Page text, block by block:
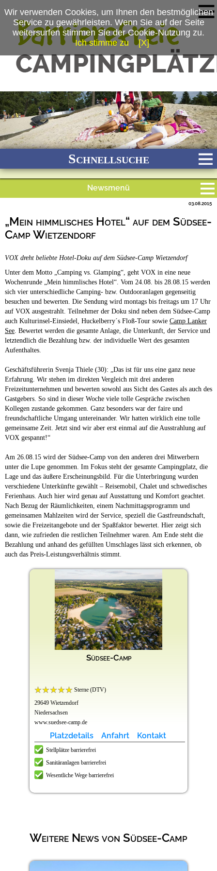
(c) www.suedsee-camp.deSchnellsuche
Stadtnah
Ganzjährig geöffnet
Newsmenü
Campingplätze
„Mein himmlisches Hotel“ auf dem Südsee-
Camp Wietzendorf
03.08.2015
VOX dreht beliebte Hotel-Doku auf dem Südsee-Camp Wietzendorf
Unter dem Motto „Camping vs. Glamping“, geht VOX in eine neue
Wochenrunde „Mein himmlisches Hotel“. Vom 24.08. bis 28.08.15 werden
sich vier unterschiedliche Camping- bzw. Outdooranlagen gegenseitig
besuchen und bewerten. Die Sendung wird montags bis freitags um 17 Uhr
auf VOX ausgestrahlt. Teilnehmer der Doku sind neben dem Südsee-Camp
auch Kulturinsel-Einsiedel, Huckelberry´s Floß-Tour sowie Camp Lanker
See . Bewertet werden die gesamte Anlage, die Unterkunft, der Service und
letztendlich die Bezahlung bzw. der individuelle Wert des gesamten
Aufenthaltes.
Geschäftsführerin Svenja Thiele (30): „Das ist für uns eine ganz neue
Erfahrung. Wir stehen im direkten Vergleich mit drei anderen
Freizeitunternehmen und bewerten sowohl aus Sicht des Gastes als auch des
Gastgebers. So sind in dieser Woche viele tolle Gespräche zwischen
Kollegen zustande gekommen. Ganz besonders war der faire und
freundschaftliche Umgang untereinander. Wir hatten wirklich eine tolle
gemeinsame Zeit. Jetzt sind wir aber erst einmal auf die Ausstrahlung auf
VOX gespannt!“
Am 26.08.15 wird der Südsee-Camp von den anderen drei Mitwerbern
unter die Lupe genommen. Im Fokus steht der gesamte Campingplatz, die
Lage und das äußere Erscheinungsbild. Für die Unterbringung wurden
verschiedene Unterkünfte gewählt – Reisemobil, Chalet und schwedisches
Ferienhaus. Auch hier wird genau auf Ausstattung und Komfort geachtet.
Nach Bezug der Räumlichkeiten, einem Nachmittagsprogramm und
gemeinsamen Mahlzeiten wird der Service, speziell die Gastfreundschaft,
sowie die Freizeitangebote und der Spaßfaktor bewertet. Hier zeigt sich
dann, wie zufrieden die restlichen Teilnehmer waren. Am Ende steht die
Bezahlung und anhand des gefüllten Umschlages lässt sich erkennen, ob
auch das Preis-Leistungsverhältnis stimmt.
Südsee-Camp
Sterne (DTV)
29649 Wietzendorf
Niedersachsen
www.suedsee-camp.de
Platzdetails Anfahrt Kontakt
Stellplätze barrierefrei
Sanitäranlagen barrierefrei
Wesentliche Wege barrierefrei
Weitere News von Südsee-Camp
Wir verwenden Cookies, um Ihnen den bestmöglichen
Service zu gewährleisten. Wenn Sie auf der Seite
weitersurfen stimmen Sie der Cookie-Nutzung zu.
Ich stimme zu
[X]